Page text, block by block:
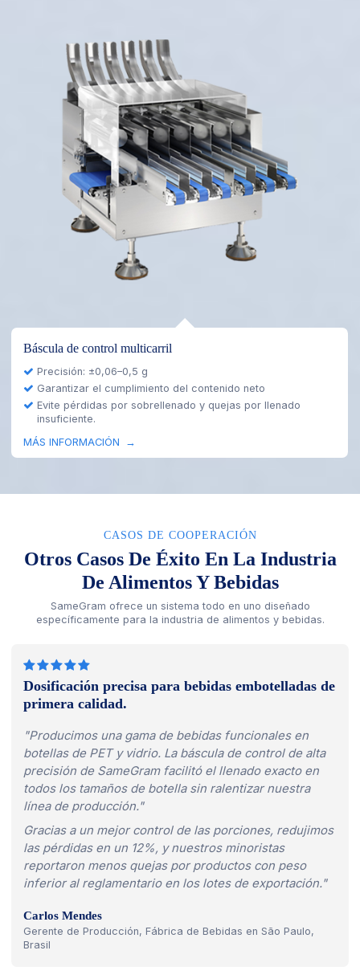
Sistema combinado de báscula de control y etiquetadora
Precisión: ±0,5-2 g
Sistema inteligente de etiquetado de precios por pesaje
MÁS INFORMACIÓN
CASOS DE COOPERACIÓN
Otros Casos De Éxito En La Industria
De Alimentos Y Bebidas
SameGram ofrece un sistema todo en uno diseñado
específicamente para la industria de alimentos y bebidas.
Dosificación precisa para bebidas embotelladas de
primera calidad.
"Producimos una gama de bebidas funcionales en
botellas de PET y vidrio. La báscula de control de alta
precisión de SameGram facilitó el llenado exacto en
todos los tamaños de botella sin ralentizar nuestra
línea de producción."
Gracias a un mejor control de las porciones, redujimos
las pérdidas en un 12%, y nuestros minoristas
reportaron menos quejas por productos con peso
inferior al reglamentario en los lotes de exportación."
Carlos Mendes
Gerente de Producción, Fábrica de Bebidas en São Paulo,
Brasil